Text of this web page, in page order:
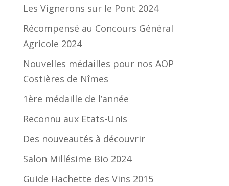
Les Vignerons sur le Pont 2024
Récompensé au Concours Général
Agricole 2024
Nouvelles médailles pour nos AOP
Costières de Nîmes
1ère médaille de l’année
Reconnu aux Etats-Unis
Des nouveautés à découvrir
Salon Millésime Bio 2024
Guide Hachette des Vins 2015